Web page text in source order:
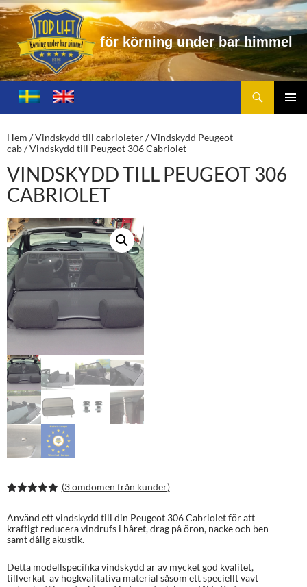
för körning under bar himme
Toplift.se – för körning under bar himmel
HOPPA
TILL
Hem /Vindskydd till cabrioleter/Vindskydd Peugeot
cab/ Vindskydd till Peugeot 306 Cabriolet
VINDSKYDD TILL PEUGEOT 306
CABRIOLET
baserat på
kundrecens
ioner
(3omdömen från kunder)
Använd ett vindskydd till din Peugeot 306 Cabriolet för att
kraftigt reducera vindrufs i håret, drag på öron, nacke och ben
samt dålig akustik.
Detta modellspecifika vindskydd är av mycket god kvalitet,
tillverkat av högkvalitativa material såsom ett speciellt vävt